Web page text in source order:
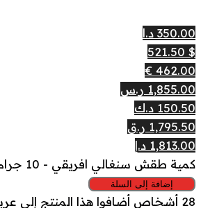
350.00 د.ا
$ 521.50
462.00 €
1,855.00 ر.س
150.50 د.ك
1,795.50 ر.ق
1,813.00 د.إ
كمية طقش سنغالي افريقي - 10 جرام
إضافة إلى السلة
28 أشخاص أضافوا هذا المنتج إلى